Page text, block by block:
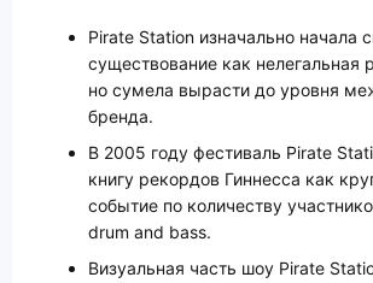
Pirate Station изначально начала
существование как нелегальная
но сумела вырасти до уровня
бренда.
В 2005 году фестиваль Pirate
книгу рекордов Гиннесса как
событие по количеству
drum and bass.
Визуальная часть шоу Pirate